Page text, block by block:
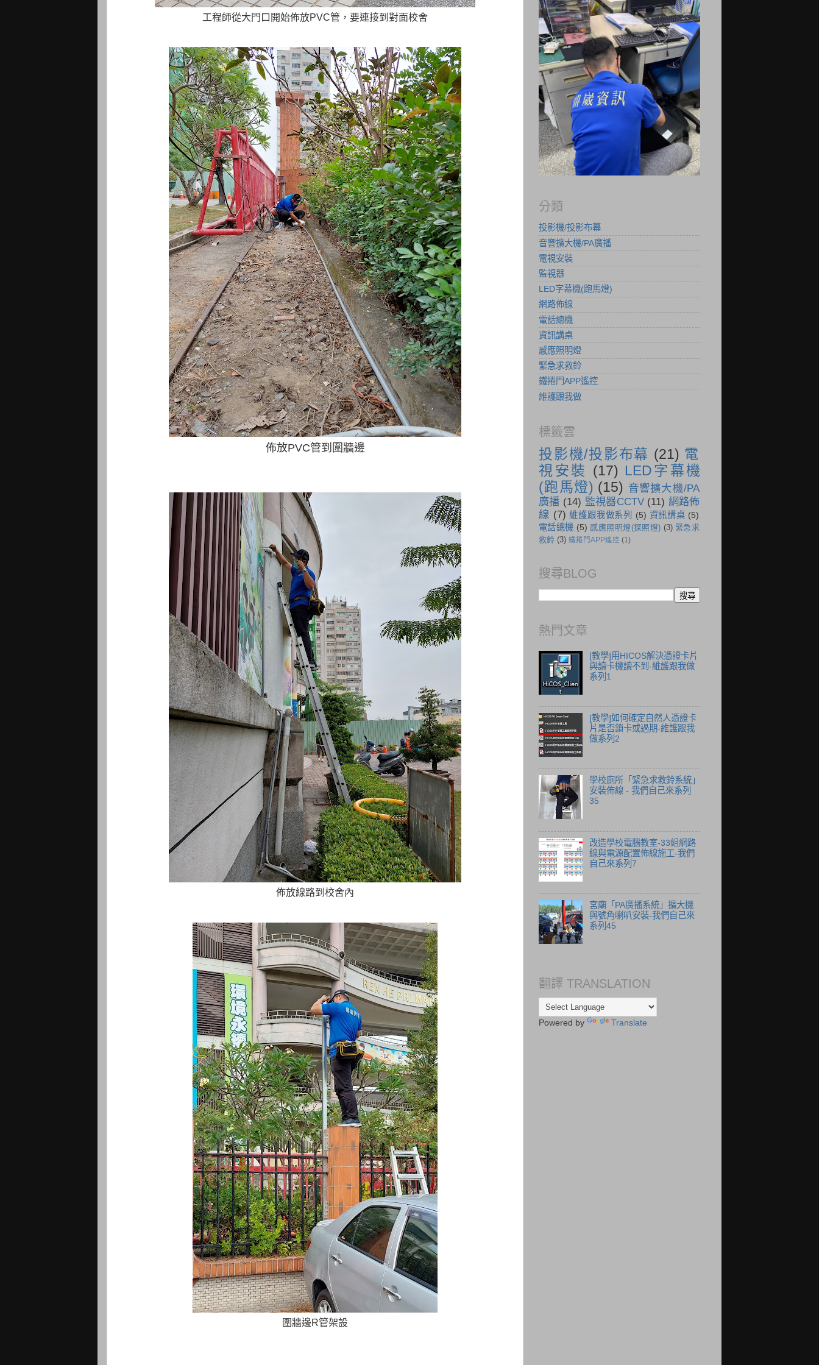
工程師從大門口開始佈放PVC管，要連接到對面校舍
佈放PVC管到圍牆邊
佈放線路到校舍內
圍牆邊R管架設
分類
投影機/投影布幕
音響擴大機/PA廣播
電視安裝
監視器
LED字幕機(跑馬燈)
網路佈線
電話總機
資訊講桌
感應照明燈
緊急求救鈴
鐵捲門APP遙控
維護跟我做
標籤雲
投影機/投影布幕 (21) 電
視安裝 (17) LED字幕機
(跑馬燈) (15) 音響擴大機/PA
廣播 (14) 監視器CCTV (11) 網路佈
線 (7) 維護跟我做系列 (5) 資訊講桌 (5)
電話總機 (5) 感應照明燈(探照燈) (3) 緊急求
救鈴 (3) 鐵捲門APP遙控 (1)
搜尋BLOG
熱門文章
[教學]用HICOS解決憑證卡片
與讀卡機讀不到-維護跟我做
系列1
[教學]如何確定自然人憑證卡
片是否鎖卡或過期-維護跟我
做系列2
學校廁所「緊急求救鈴系統」
安裝佈線 - 我們自己來系列
35
改造學校電腦教室-33組網路
線與電源配置佈線施工-我們
自己來系列7
宮廟「PA廣播系統」擴大機
與號角喇叭安裝-我們自己來
系列45
翻譯 TRANSLATION
Powered by Translate